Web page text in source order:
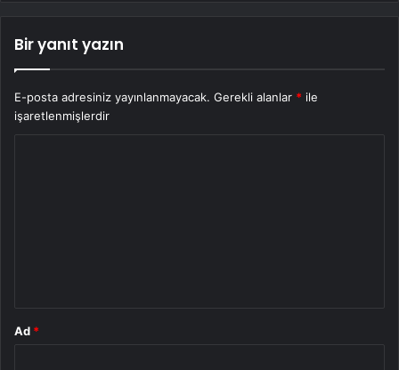
Bir yanıt yazın
E-posta adresiniz yayınlanmayacak. Gerekli alanlar * ile
işaretlenmişlerdir
Ad *